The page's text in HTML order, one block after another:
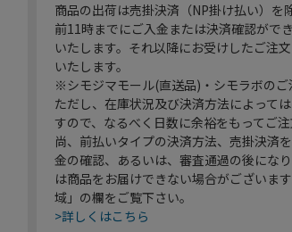
商品の出荷は売掛決済（NP掛け払い）を
前11時までにご入金または決済確認がで
いたします。それ以降にお受けしたご注
いたします。
※シモジマモール(直送品)・シモラボのご
ただし、在庫状況及び決済方法によって
すので、なるべく日数に余裕をもってご注
尚、前払いタイプの決済方法、売掛決済
金の確認、あるいは、審査通過の後にな
は商品をお届けできない場合がございま
域」の欄をご覧下さい。
>詳しくはこちら